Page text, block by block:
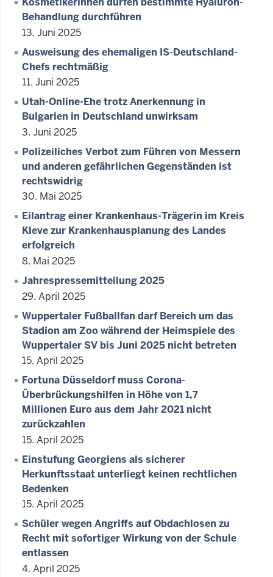
Behandlung durchführen
13. Juni 2025
Ausweisung des ehemaligen IS-Deutschland-
Chefs rechtmäßig
11. Juni 2025
Utah-Online-Ehe trotz Anerkennung in
Bulgarien in Deutschland unwirksam
3. Juni 2025
Polizeiliches Verbot zum Führen von Messern
und anderen gefährlichen Gegenständen ist
rechtswidrig
30. Mai 2025
Eilantrag einer Krankenhaus-Trägerin im Kreis
Kleve zur Krankenhausplanung des Landes
erfolgreich
8. Mai 2025
Jahrespressemitteilung 2025
29. April 2025
Wuppertaler Fußballfan darf Bereich um das
Stadion am Zoo während der Heimspiele des
Wuppertaler SV bis Juni 2025 nicht betreten
15. April 2025
Fortuna Düsseldorf muss Corona-
Überbrückungshilfen in Höhe von 1,7
Millionen Euro aus dem Jahr 2021 nicht
zurückzahlen
15. April 2025
Einstufung Georgiens als sicherer
Herkunftsstaat unterliegt keinen rechtlichen
Bedenken
15. April 2025
Schüler wegen Angriffs auf Obdachlosen zu
Recht mit sofortiger Wirkung von der Schule
entlassen
4. April 2025